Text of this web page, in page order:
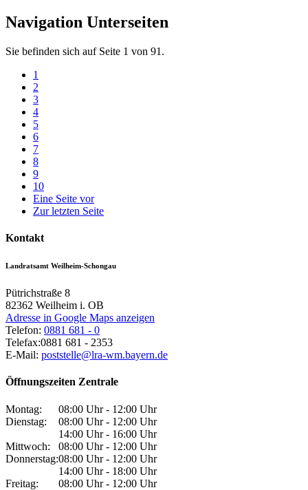
Navigation Unterseiten
Sie befinden sich auf Seite 1 von 91.
1
2
3
4
5
6
7
8
9
10
Eine Seite vor
Zur letzten Seite
Kontakt
Landratsamt Weilheim-Schongau
Pütrichstraße 8
82362 Weilheim i. OB
Adresse in Google Maps anzeigen
Telefon: 0881 681 - 0
Telefax:0881 681 - 2353
E-Mail: poststelle@lra-wm.bayern.de
Öffnungszeiten Zentrale
Montag:
08:00 Uhr - 12:00 Uhr
Dienstag:
08:00 Uhr - 12:00 Uhr
14:00 Uhr - 16:00 Uhr
Mittwoch:
08:00 Uhr - 12:00 Uhr
Donnerstag:08:00 Uhr - 12:00 Uhr
14:00 Uhr - 18:00 Uhr
Freitag:
08:00 Uhr - 12:00 Uhr